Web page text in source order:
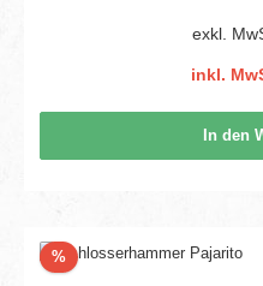
exkl.
inkl.
In den
%Rabatt